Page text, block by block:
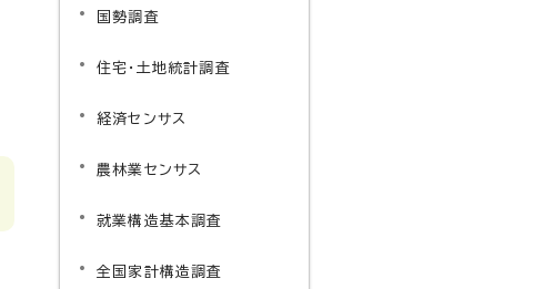
国勢調査
住宅・土地統計調査
経済センサス
農林業センサス
就業構造基本調査
全国家計構造調査